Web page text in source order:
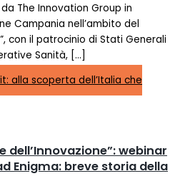
The Innovation Group in
Campania nell’ambito del
con il patrocinio di Stati Generali
Sanità, […]
alla scoperta dell’Italia che
dell’Innovazione”: webinar
Enigma: breve storia della